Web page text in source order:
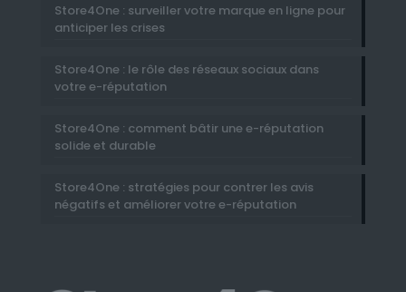
Store4One : surveiller votre marque en ligne pour
anticiper les crises
Store4One : le rôle des réseaux sociaux dans
votre e-réputation
Store4One : comment bâtir une e-réputation
solide et durable
Store4One : stratégies pour contrer les avis
négatifs et améliorer votre e-réputation